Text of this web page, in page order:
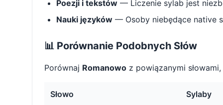
Poezji i tekstów — Liczenie sylab jest
Nauki języków — Osoby niebędące native
📊 Porównanie Podobnych Słów
Porównaj Romanowo z powiązanymi
Słowo Sylaby